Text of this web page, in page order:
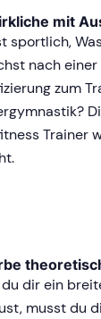
mit
sportlich,
nach
zum
Trainer
dir ein
musst du